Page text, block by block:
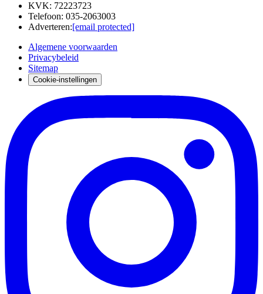
KVK: 72223723
Telefoon: 035-2063003
Adverteren:[email protected]
Algemene voorwaarden
Privacybeleid
Sitemap
Cookie-instellingen